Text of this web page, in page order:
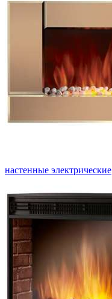
настенные электрические